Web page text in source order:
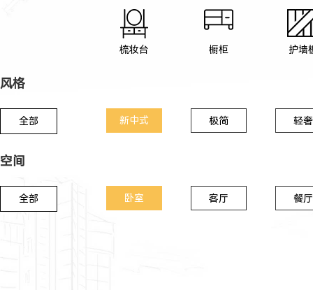
梳妆台 橱柜 护墙
风格
全部 新中式 极简 轻奢
空间
全部 卧室 客厅 餐厅